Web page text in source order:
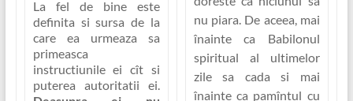
La fel de bine este
definita si sursa de la
care ea urmeaza sa
primeasca
instructiunile ei cît si
puterea autoritatii ei.
nu piara. De aceea, mai
înainte ca Babilonul
spiritual al ultimelor
zile sa cada si mai
înainte ca pamîntul cu